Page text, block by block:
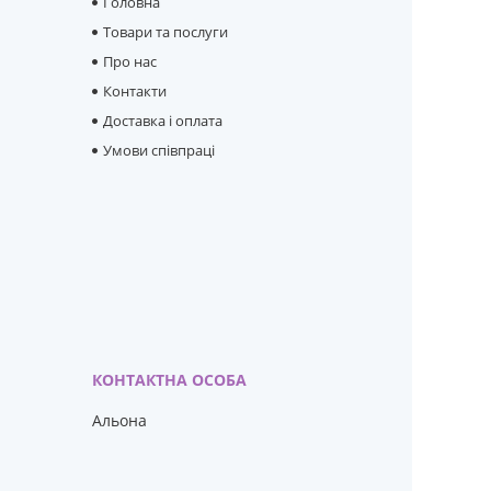
Товари та послуги
Про нас
Контакти
Доставка і оплата
Умови співпраці
Альона